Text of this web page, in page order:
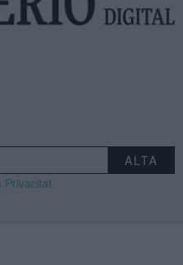
Privacitat